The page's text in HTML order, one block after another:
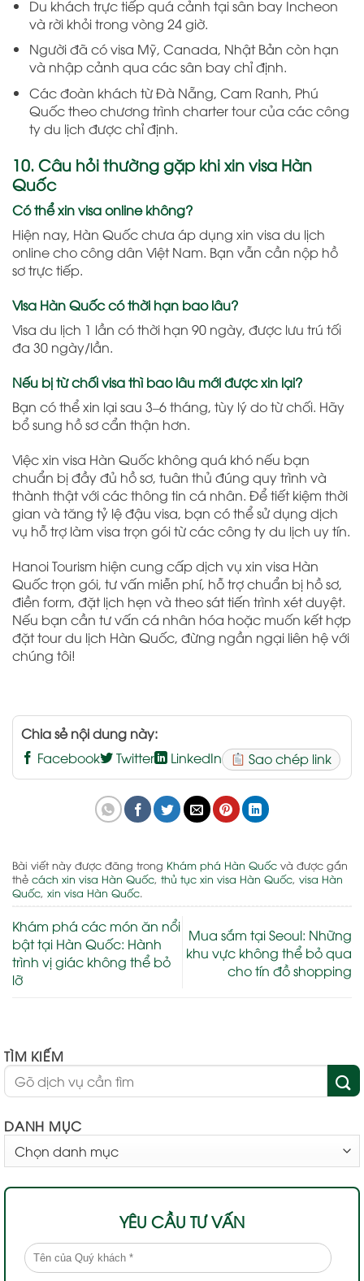
Du khách trực tiếp quá cảnh tại sân bay Incheon
và rời khỏi trong vòng 24 giờ.
Người đã có visa Mỹ, Canada, Nhật Bản còn hạn
và nhập cảnh qua các sân bay chỉ định.
Các đoàn khách từ Đà Nẵng, Cam Ranh, Phú
Quốc theo chương trình charter tour của các công
ty du lịch được chỉ định.
10. Câu hỏi thường gặp khi xin visa Hàn
Quốc
Có thể xin visa online không?
Hiện nay, Hàn Quốc chưa áp dụng xin visa du lịch
online cho công dân Việt Nam. Bạn vẫn cần nộp hồ
sơ trực tiếp.
Visa Hàn Quốc có thời hạn bao lâu?
Visa du lịch 1 lần có thời hạn 90 ngày, được lưu trú tối
đa 30 ngày/lần.
Nếu bị từ chối visa thì bao lâu mới được xin lại?
Bạn có thể xin lại sau 3–6 tháng, tùy lý do từ chối. Hãy
bổ sung hồ sơ cẩn thận hơn.
Việc xin visa Hàn Quốc không quá khó nếu bạn
chuẩn bị đầy đủ hồ sơ, tuân thủ đúng quy trình và
thành thật với các thông tin cá nhân. Để tiết kiệm thời
gian và tăng tỷ lệ đậu visa, bạn có thể sử dụng dịch
vụ hỗ trợ làm visa trọn gói từ các công ty du lịch uy tín.
Hanoi Tourism hiện cung cấp dịch vụ xin visa Hàn
Quốc trọn gói, tư vấn miễn phí, hỗ trợ chuẩn bị hồ sơ,
điền form, đặt lịch hẹn và theo sát tiến trình xét duyệt.
Nếu bạn cần tư vấn cá nhân hóa hoặc muốn kết hợp
đặt tour du lịch Hàn Quốc, đừng ngần ngại liên hệ với
chúng tôi!
Chia sẻ nội dung này:
Facebook
Twitter LinkedIn Sao chép link
Bài viết này được đăng trong Khám phá Hàn Quốc và được gắn
thẻ cách xin visa Hàn Quốc, thủ tục xin visa Hàn Quốc, visa Hàn
Quốc, xin visa Hàn Quốc.
Khám phá các món ăn nổi
bật tại Hàn Quốc: Hành
trình vị giác không thể bỏ
lỡ
Mua sắm tại Seoul: Những
khu vực không thể bỏ qua
cho tín đồ shopping
TÌM KIẾM
DANH MỤC
MỤC
YÊU CẦU TƯ VẤN